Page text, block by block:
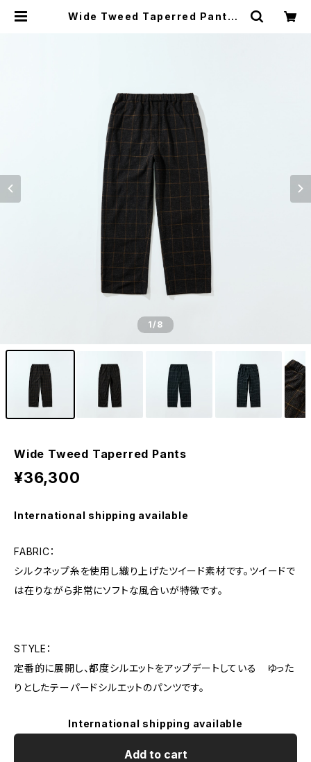
Wide Tweed Taperred Pants |
1/8
Wide Tweed Taperred Pants
¥36,300
International shipping available
FABRIC：
シルクネップ糸を使用し織り上げたツイード素材です。ツイードで
は在りながら非常にソフトな風合いが特徴です。
STYLE：
定番的に展開し、都度シルエットをアップデートしている ゆった
りとしたテーパードシルエットのパンツです。
International shipping available
Add to cart